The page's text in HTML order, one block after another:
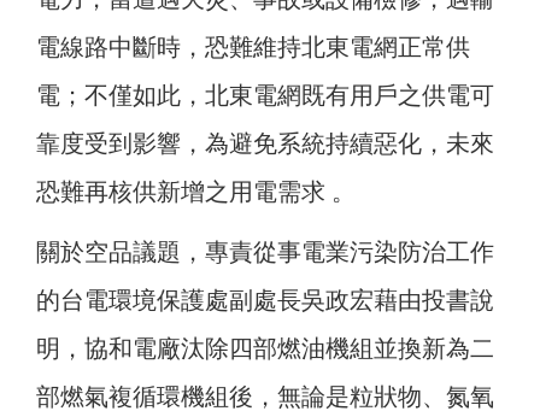
電線路中斷時，恐難維持北東電網正常供
電；不僅如此，北東電網既有用戶之供電可
靠度受到影響，為避免系統持續惡化，未來
恐難再核供新增之用電需求 。
關於空品議題，專責從事電業污染防治工作
的台電環境保護處副處長吳政宏藉由投書說
明，協和電廠汰除四部燃油機組並換新為二
部燃氣複循環機組後，無論是粒狀物、氮氧